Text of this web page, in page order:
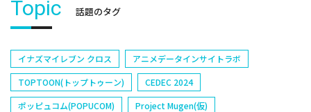
Topic 話題のタグ
イナズマイレブン クロス
アニメデータインサイトラボ
TOPTOON(トップトゥーン)
CEDEC 2024
ポッピュコム(POPUCOM)
Project Mugen(仮)